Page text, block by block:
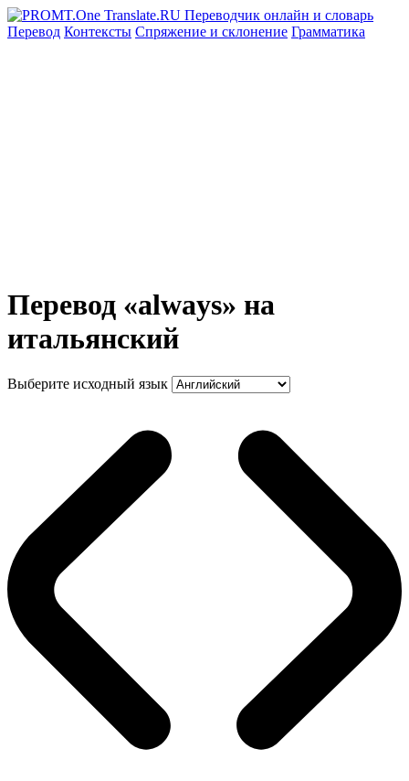
Перевод Контексты Спряжение и склонение Грамматика
Перевод «always» на
итальянский
Выберите исходный язык